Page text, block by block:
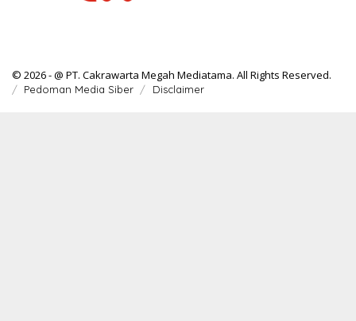
© 2026 - @ PT. Cakrawarta Megah Mediatama. All Rights Reserved.
Pedoman Media Siber Disclaimer